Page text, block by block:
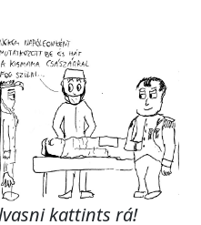
kattints rá!